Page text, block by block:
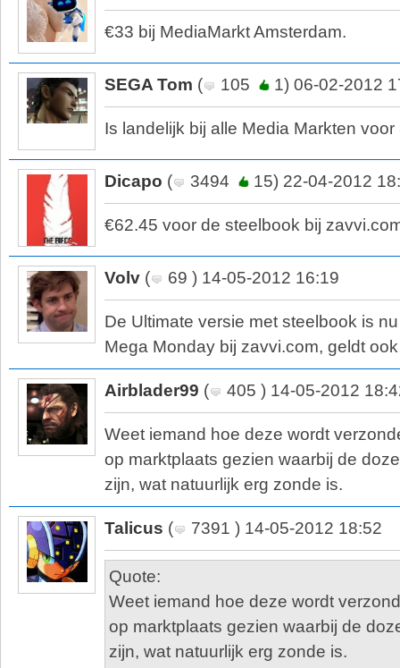
€33 bij MediaMarkt Amsterdam.
SEGA Tom ( 105 1) 06-02-2012
Is landelijk bij alle Media Markten voor
Dicapo ( 3494 15) 22-04-2012
€62.45 voor de steelbook bij
Volv ( 69 ) 14-05-2012 16:19
De Ultimate versie met steelbook is
Mega Monday bij zavvi.com, geldt
Airblader99 ( 405 ) 14-05-2012
Weet iemand hoe deze wordt
op marktplaats gezien waarbij de
zijn, wat natuurlijk erg zonde is.
Talicus ( 7391 ) 14-05-2012 18:52
Quote:
Weet iemand hoe deze wordt
op marktplaats gezien waarbij de
zijn, wat natuurlijk erg zonde is.